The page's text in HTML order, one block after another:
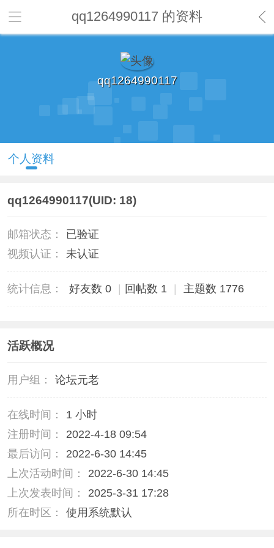
qq1264990117 的资料
qq1264990117
个人资料
qq1264990117(UID: 18)
邮箱状态：
已验证
视频认证：
未认证
统计信息： 好友数 0 | 回帖数 1 | 主题数 1776
活跃概况
用户组： 论坛元老
在线时间：
1 小时
注册时间：
2022-4-18 09:54
最后访问：
2022-6-30 14:45
上次活动时间：
2022-6-30 14:45
上次发表时间：
2025-3-31 17:28
所在时区：
使用系统默认